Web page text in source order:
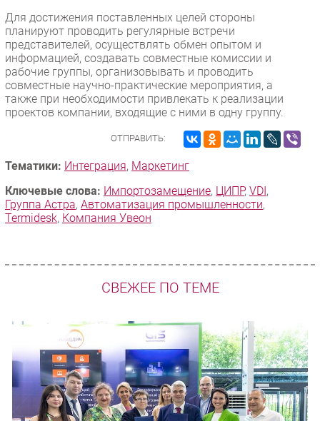
Для достижения поставленных целей стороны
планируют проводить регулярные встречи
представителей, осуществлять обмен опытом и
информацией, создавать совместные комиссии и
рабочие группы, организовывать и проводить
совместные научно-практические мероприятия, а
также при необходимости привлекать к реализации
проектов компании, входящие с ними в одну группу.
ОТПРАВИТЬ:
Тематики: Интеграция, Маркетинг
Ключевые слова: Импорто­замещение, ЦИПР, VDI,
Группа Астра, Автоматизация промышленности,
Termidesk, Компания Увеон
СВЕЖЕЕ ПО ТЕМЕ